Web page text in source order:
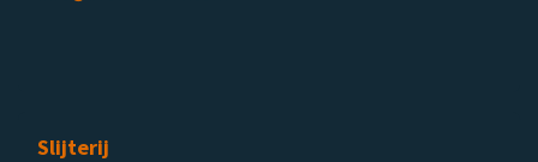
Slijterij